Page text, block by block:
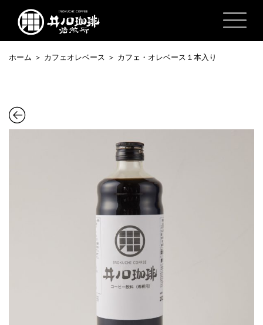
ホーム ＞ カフェオレベース ＞ カフェ・オレベース１本入り